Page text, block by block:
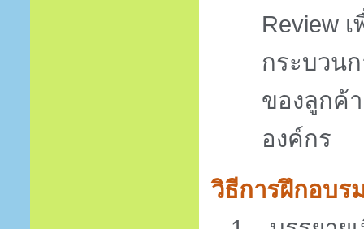
Reviewเ
กระบวน
ของลูกค้
องค์กร
วิธีการฝึกอบร